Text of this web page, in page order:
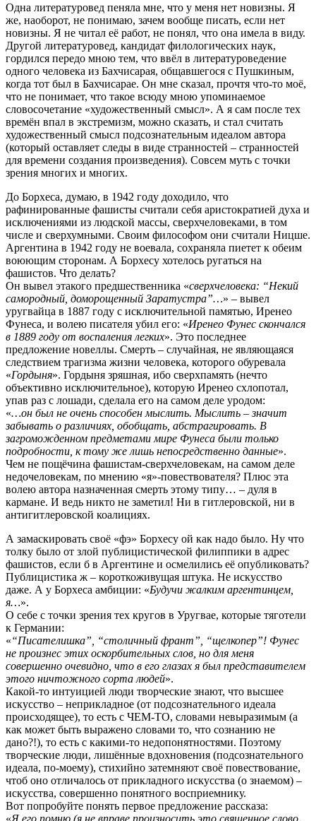
Одна литературовед пеняла мне, что у меня нет новизны. Я
же, наоборот, не понимаю, зачем вообще писать, если нет
новизны. Я не читал её работ, не понял, что она имела в виду.
Другой литературовед, кандидат филологических наук,
гордился передо мною тем, что ввёл в литературоведение
одного человека из Бахчисарая, общавшегося с Пушкиным,
когда тот был в Бахчисарае. Он мне сказал, прочтя что-то моё,
что не понимает, что такое всюду мною упоминаемое
словосочетание «художественный смысл». А я сам после тех
времён впал в экстремизм, можно сказать, и стал считать
художественный смысл подсознательным идеалом автора
(который оставляет следы в виде странностей – странностей
для времени создания произведения). Совсем муть с точки
зрения многих и многих.
До Борхеса, думаю, в 1942 году доходило, что
рафинированные фашисты считали себя аристократией духа и
исключениями из людской массы, сверхчеловеками, в том
числе и сверхумными. Своим философом они считали Ницше.
Аргентина в 1942 году не воевала, сохраняла пиетет к обеим
воюющим сторонам. А Борхесу хотелось ругаться на
фашистов. Что делать?
Он вывел этакого предшественника «сверхчеловека: “Некий
самородный, доморощенный Заратустра”…» – вывел
уругвайца в 1887 году с исключительной памятью, Иренео
Фунеса, и волею писателя убил его: «Иренео Фунес скончался
в 1889 году от воспаления легких». Это последнее
предложение новеллы. Смерть – случайная, не являющаяся
следствием трагизма жизни человека, которого обуревала
«Гордыня». Гордыня зряшная, ибо сверхпамять (нечто
объективно исключительное), которую Иренео схлопотал,
упав раз с лошади, сделала его на самом деле уродом:
«…он был не очень способен мыслить. Мыслить – значит
забывать о различиях, обобщать, абстрагировать. В
загроможденном предметами мире Фунеса были только
подробности, к тому же лишь непосредственно данные».
Чем не пощёчина фашистам-сверхчеловекам, на самом деле
недочеловекам, по мнению «я»-повествователя? Плюс эта
волею автора назначенная смерть этому типу… – дуля в
кармане. И ведь никто не заметил! Ни в гитлеровской, ни в
антигитлеровской коалициях.
А замаскировать своё «фэ» Борхесу ой как надо было. Ну что
толку было от злой публицистической филиппики в адрес
фашистов, если б в Аргентине и осмелились её опубликовать?
Публицистика ж – короткоживущая штука. Не искусство
даже. А у Борхеса амбиции: «Будучи жалким аргентинцем,
я…».
О себе с точки зрения тех кругов в Уругвае, которые тяготели
к Германии:
«“Писателишка”, “столичный франт”, “щелкопер”! Фунес
не произнес этих оскорбительных слов, но для меня
совершенно очевидно, что в его глазах я был представителем
этого ничтожного сорта людей».
Какой-то интуицией люди творческие знают, что высшее
искусство – неприкладное (от подсознательного идеала
происходящее), то есть с ЧЕМ-ТО, словами невыразимым (а
как может быть выражено словами то, что сознанию не
дано?!), то есть с какими-то недопонятностями. Поэтому
творческие люди, лишённые вдохновения (подсознательного
идеала, по-моему), стихийно затемняют своё повествование,
чтоб оно отличалось от прикладного искусства (о знаемом) –
искусства, совершенно понятного восприемнику.
Вот попробуйте понять первое предложение рассказа:
«Я его помню (я не вправе произносить это священное слово,